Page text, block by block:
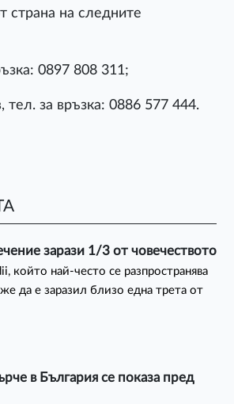
страна на следните
0897 808 311;
за връзка: 0886 577 444.
зарази 1/3 от човечеството
който най-често се разпространява
да е заразил близо една трета от
в България се показа пред